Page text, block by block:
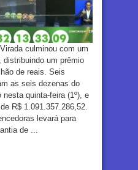
culminou com um
um prêmio
de reais. Seis
as seis dezenas do
quinta-feira (1º), e
R$ 1.091.357.286,52.
levará para
de ...